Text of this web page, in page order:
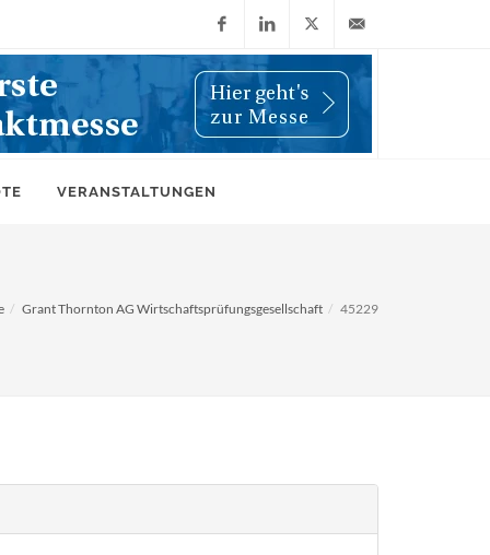
FacebookLinkedIn
X
(Twitter)
info@wiwi-
VERANSTALTUNGEN
Grant Thornton AG Wirtschaftsprüfungsgesellschaft 45229